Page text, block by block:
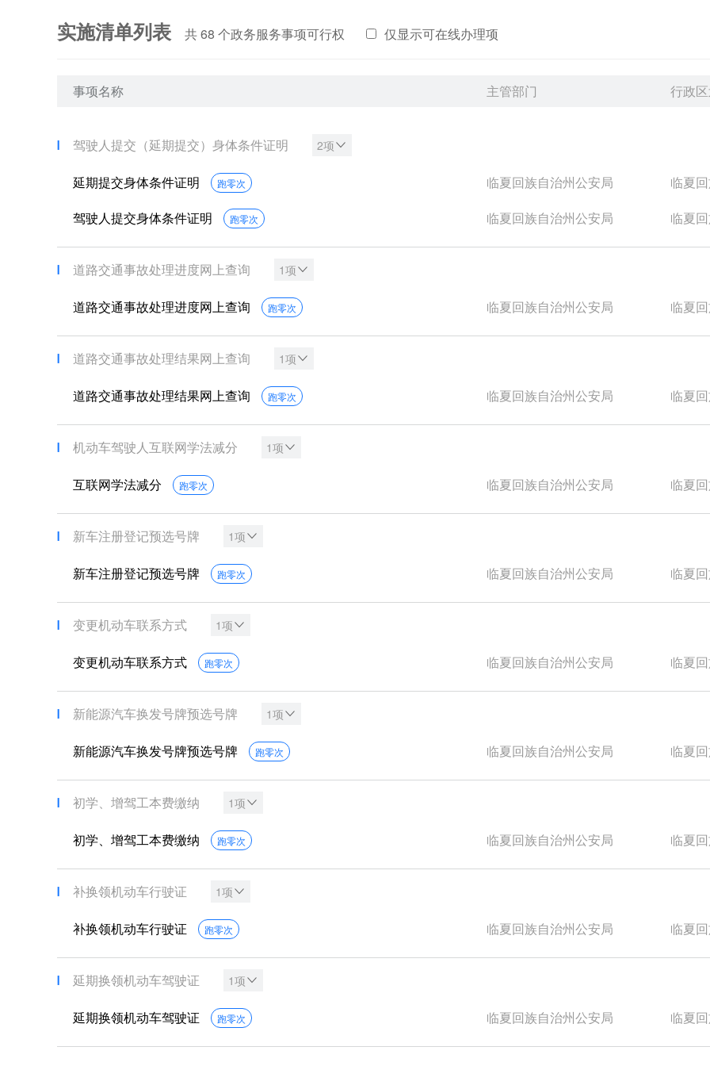
实施清单列表 共68 个政务服务事项可行权 仅显示可在线办理项
事项名称 主管部门 行政
驾驶人提交（延期提交）身体条件证明 2项
延期提交身体条件证明 跑零次 临夏回族自治州公安局
临夏
驾驶人提交身体条件证明
跑零次 临夏回族自治州公安局 临夏
道路交通事故处理进度网上查询 1项
道路交通事故处理进度网上查询 跑零次 临夏回族自治州公安局 临夏
道路交通事故处理结果网上查询 1项
道路交通事故处理结果网上查询 跑零次 临夏回族自治州公安局 临夏
机动车驾驶人互联网学法减分 1项
互联网学法减分 跑零次 临夏回族自治州公安局 临夏
新车注册登记预选号牌 1项
新车注册登记预选号牌 跑零次 临夏回族自治州公安局 临夏
变更机动车联系方式 1项
变更机动车联系方式 跑零次 临夏回族自治州公安局 临夏
新能源汽车换发号牌预选号牌 1项
新能源汽车换发号牌预选号牌 跑零次 临夏回族自治州公安局 临夏
初学、增驾工本费缴纳 1项
初学、增驾工本费缴纳 跑零次 临夏回族自治州公安局 临夏
补换领机动车行驶证 1项
补换领机动车行驶证 跑零次 临夏回族自治州公安局 临夏
延期换领机动车驾驶证 1项
延期换领机动车驾驶证 跑零次 临夏回族自治州公安局 临夏